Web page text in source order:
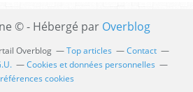
© - Hébergé par Overblog
Overblog Top articles
Contact
Cookies et données personnelles
cookies